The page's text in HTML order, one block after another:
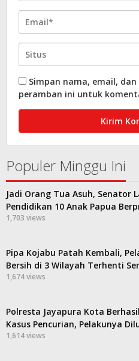
Simpan nama, email,
peramban ini untuk
Populer Minggu Ini
Jadi Orang Tua Asuh, Senator
Pendidikan 10 Anak Papua
1,703 views
Pipa Kojabu Patah Kembali,
Bersih di 3 Wilayah Terhenti
1,674 views
Polresta Jayapura Kota
Kasus Pencurian, Pelakunya
1,614 views